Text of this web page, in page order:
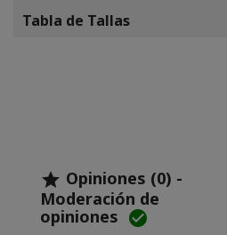
Tabla de Tallas
 Opiniones (0) -
Moderación de
opiniones 